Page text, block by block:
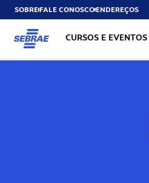
SOBREFALE CONOSCOENDEREÇOS
CURSOS E EVENTOS